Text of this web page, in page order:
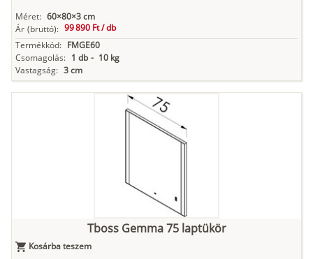
Méret: 60×80×3 cm
Ár (bruttó): 99 890 Ft /db
Termékkód: FMGE60
Csomagolás: 1 db - 10 kg
Vastagság: 3 cm
Tboss Gemma 75 laptükör
Kosárba teszem